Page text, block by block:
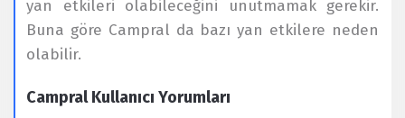
yan etkileri olabileceğini unutmamak gerekir.
Buna göre Campral da bazı yan etkilere neden
olabilir.
Campral Kullanıcı Yorumları